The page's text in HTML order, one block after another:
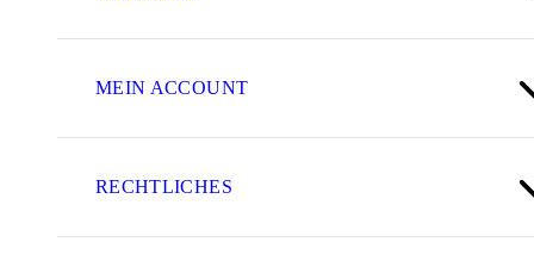
MEIN ACCOUNT
RECHTLICHES